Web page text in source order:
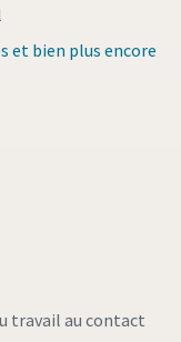
et bien plus encore
travail au contact